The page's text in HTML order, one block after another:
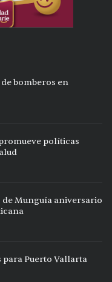
bomberos en
políticas
Munguía aniversario
para Puerto Vallarta